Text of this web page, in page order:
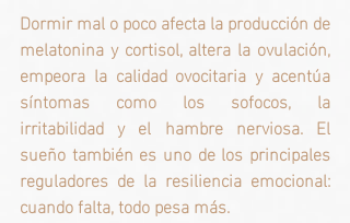
Dormir mal o poco afecta la producción de
melatonina y cortisol, altera la ovulación,
empeora la calidad ovocitaria y acentúa
síntomas como los sofocos, la
irritabilidad y el hambre nerviosa. El
sueño también es uno de los principales
reguladores de la resiliencia emocional:
cuando falta, todo pesa más.